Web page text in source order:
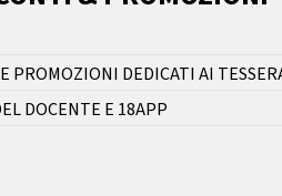
PROMOZIONI DEDICATI AI
DOCENTE E 18APP